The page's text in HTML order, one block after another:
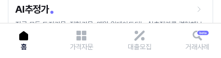
AI추정가
전국 모든 토지건물, 집합건물, 매월 업데이트되는 AI추정가를 경험해보
세요.
홈 가격자문 대출모집 거래사례